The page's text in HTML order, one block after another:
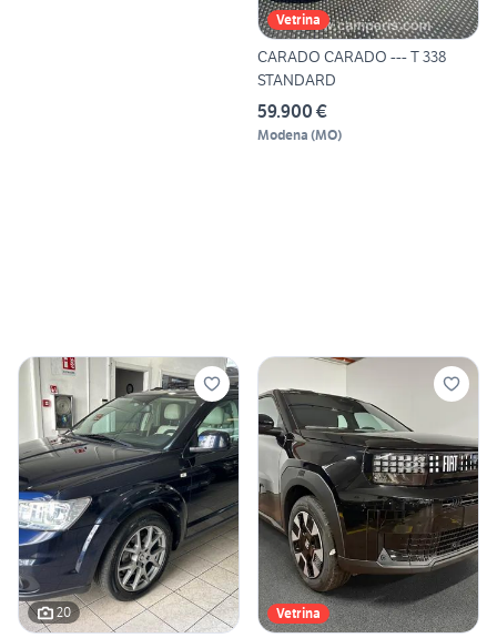
Vetrina
CARADO CARADO --- T 338
STANDARD
59.900 €
Modena (MO)
20 Vetrina